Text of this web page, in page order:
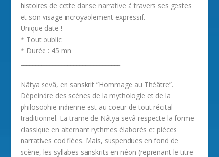
histoires de cette danse narrative à travers ses gestes
et son visage incroyablement expressif.
Unique date !
* Tout public
* Durée : 45 mn
Nâtya sevâ, en sanskrit ”Hommage au Théâtre”.
Dépeindre des scènes de la mythologie et de la
philosophie indienne est au coeur de tout récital
traditionnel. La trame de Nâtya sevâ respecte la forme
classique en alternant rythmes élaborés et pièces
narratives codifiées. Mais, suspendues en fond de
scène, les syllabes sanskrits en néon (reprenant le titre